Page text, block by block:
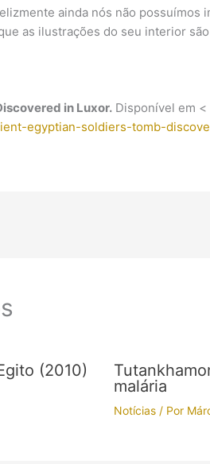
ainda nós não possuímos
as ilustrações do seu interior
in Luxor. Disponível em <
egyptian-soldiers-tomb-
(2010)
malária
Notícias/ Por